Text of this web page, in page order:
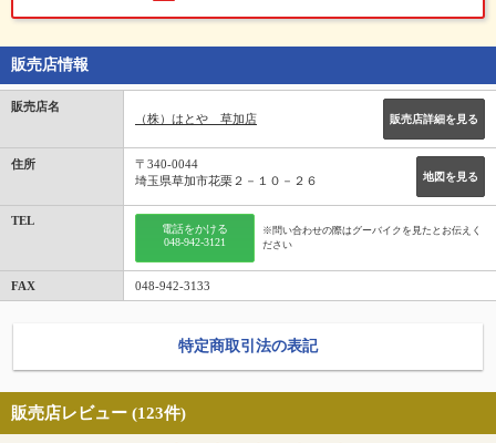
販売店情報
販売店名
（株）はとや 草加店
販売店詳細を見る
住所
地図を見る
〒340-0044
埼玉県草加市花栗２－１０－２６
TEL
電話をかける
048-942-3121
※問い合わせの際はグーバイクを見たとお伝えく
ださい
FAX 048-942-3133
特定商取引法の表記
販売店レビュー (123件)